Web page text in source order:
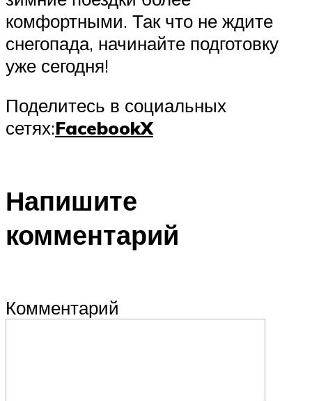
комфортными. Так что не ждите
снегопада, начинайте подготовку
уже сегодня!
Поделитесь в социальных
сетях:FacebookX
Напишите
комментарий
Комментарий